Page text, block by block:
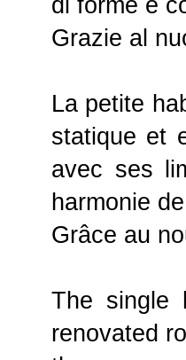
di forme e
Grazie al
La petite
statique et
avec ses
harmonie
Grâce au
The single
renovated